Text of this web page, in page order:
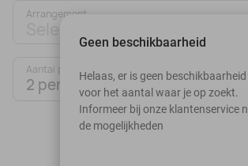
Arrangement
Selecteer jouw deal
Aantal personen:
2 personen
augustus 2026
Geen beschikbaarheid
Helaas, er is geen
voor het aantal waar je op zoekt.
Informeer bij onze klantenservice
de mogelijkheden